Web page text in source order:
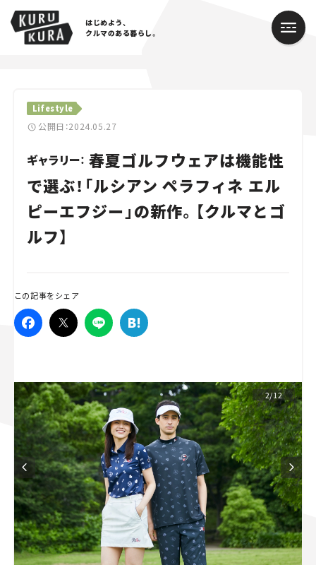
はじめよう、
クルマのある暮らし。
Lifestyle
公開日：2024.05.27
ギャラリー： 春夏ゴルフウェアは機能性
で選ぶ！「ルシアン ペラフィネ エル
ピーエフジー」の新作。【クルマとゴ
ルフ】
この記事をシェア
2/12
Cars
Lifestyle
Traffic
Special
Campaign
人気のハッシュタグ
スズキ ジムニー｜Suzuki Jimny